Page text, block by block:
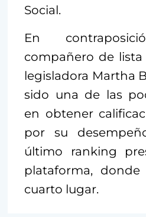
Social.
En
compañero de
legisladora Martha
sido una de las
en obtener
por su
último ranking
plataforma,
cuarto lugar.